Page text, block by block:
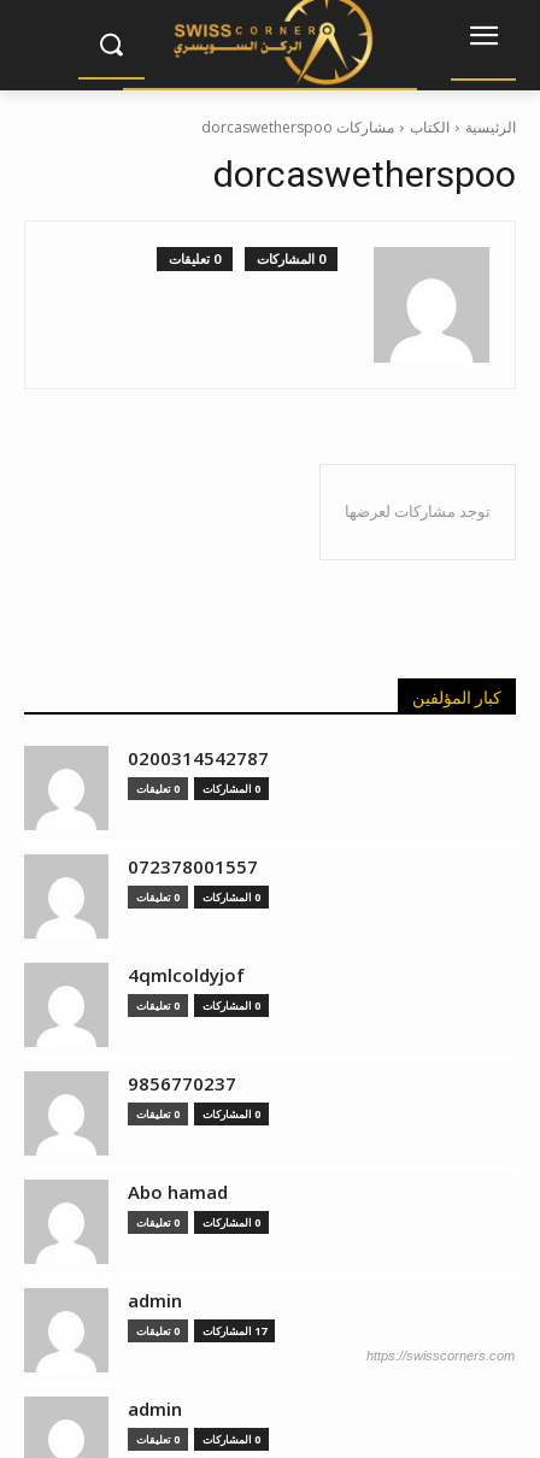
الرئيسية الكتاب مشاركات dorcaswetherspoo
dorcaswetherspoo
0 المشاركات 0 تعليقات
توجد مشاركات لعرضها
كبار المؤلفين
0200314542787
0 المشاركات 0 تعليقات
072378001557
0 المشاركات 0 تعليقات
4qmlcoldyjof
0 المشاركات 0 تعليقات
9856770237
0 المشاركات 0 تعليقات
Abo hamad
0 المشاركات 0 تعليقات
admin
17 المشاركات 0 تعليقات
https://swisscorners.com
admin
0 المشاركات 0 تعليقات